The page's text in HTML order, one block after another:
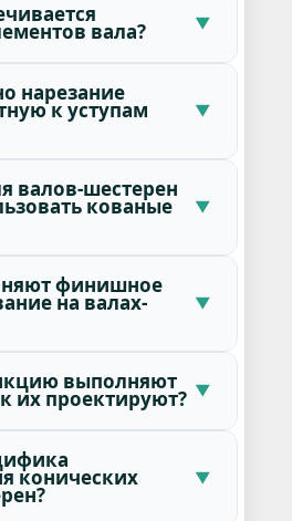
вала?
нарезание
к уступам
валов-шестерен
кованые
финишное
на валах-
выполняют
их проектируют?
конических